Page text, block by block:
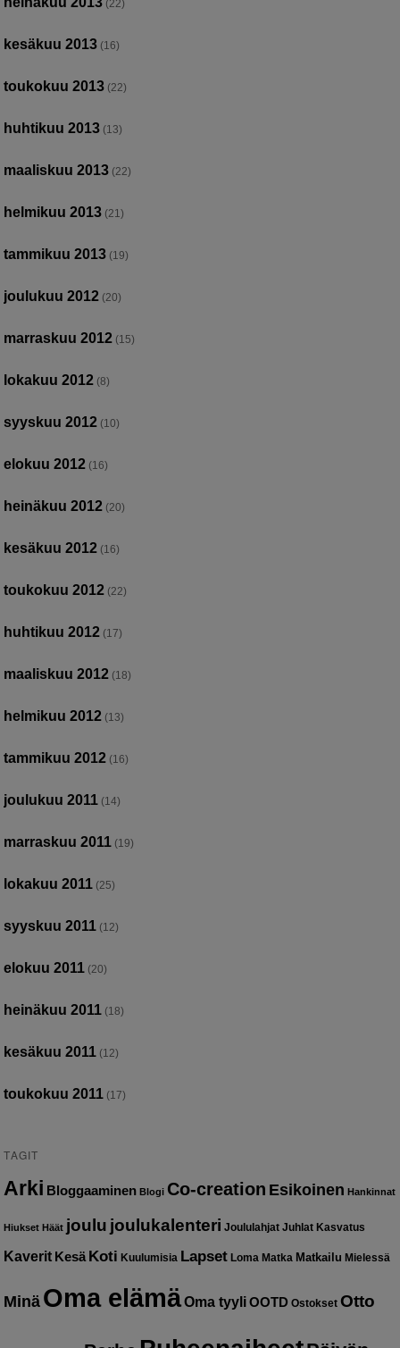
(22)
kesäkuu 2013 (16)
toukokuu 2013 (22)
huhtikuu 2013 (13)
maaliskuu 2013 (22)
helmikuu 2013 (21)
tammikuu 2013 (19)
joulukuu 2012 (20)
marraskuu 2012 (15)
lokakuu 2012 (8)
syyskuu 2012 (10)
elokuu 2012 (16)
heinäkuu 2012 (20)
kesäkuu 2012 (16)
toukokuu 2012 (22)
huhtikuu 2012 (17)
maaliskuu 2012 (18)
helmikuu 2012 (13)
tammikuu 2012 (16)
joulukuu 2011 (14)
marraskuu 2011 (19)
lokakuu 2011 (25)
syyskuu 2011 (12)
elokuu 2011 (20)
heinäkuu 2011 (18)
kesäkuu 2011 (12)
toukokuu 2011 (17)
TAGIT
Arki Bloggaaminen Blogi Co-creation Esikoinen Hankinnat
Hiukset Häät joulu joulukalenteri Joululahjat Juhlat Kasvatus
Kaverit Kesä Koti Kuulumisia Lapset Loma Matka Matkailu Mielessä
Minä Oma elämäOma tyyli OOTD Ostokset Otto